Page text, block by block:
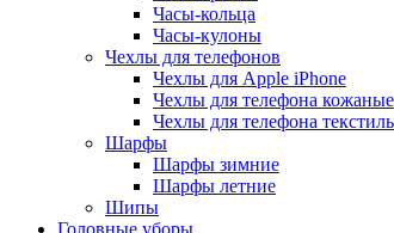
Часы-кольца
Часы-кулоны
Чехлы для телефонов
Чехлы для Apple iPhone
Чехлы для телефона кожаные
Чехлы для телефона
Шарфы
Шарфы зимние
Шарфы летние
Шипы
Головные уборы